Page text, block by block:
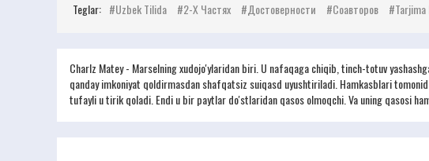
Teglar: Uzbek Tilida 2-Х Частях Достоверности Соавторов Tarjima
Charlz Matey - Marselning xudojo'ylaridan biri. U nafaqaga chiqib, tinch-totuv
qanday imkoniyat qoldirmasdan shafqatsiz suiqasd uyushtiriladi. Hamkasblari
tufayli u tirik qoladi. Endi u bir paytlar do'stlaridan qasos olmoqchi. Va uning qasosi